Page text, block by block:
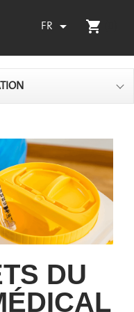
shopping_cart
FR 
DU